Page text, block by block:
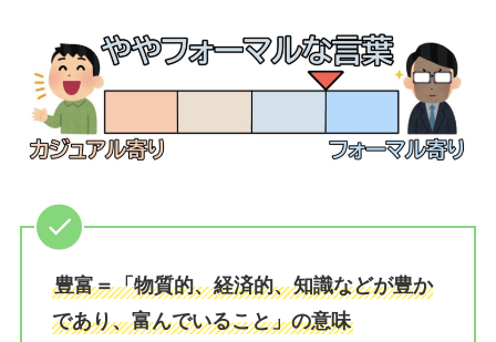
豊富＝「物質的、経済的、知識などが豊か
であり、富んでいること」の意味